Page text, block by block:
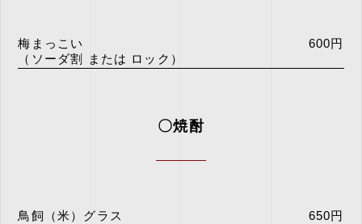
梅まっこい
（ソーダ割 または ロック）
600円
〇焼酎
鳥飼（米）グラス
650円